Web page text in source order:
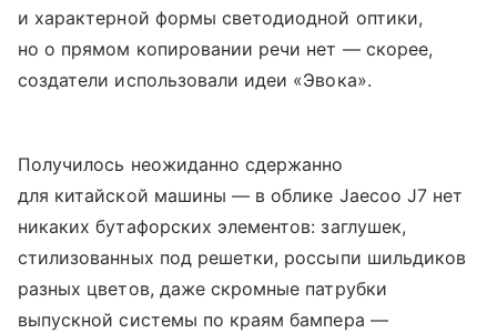
и характерной формы светодиодной оптики,
но о прямом копировании речи нет — скорее,
создатели использовали идеи «Эвока».
Получилось неожиданно сдержанно
для китайской машины — в облике Jaecoo J7 нет
никаких бутафорских элементов: заглушек,
стилизованных под решетки, россыпи шильдиков
разных цветов, даже скромные патрубки
выпускной системы по краям бампера —